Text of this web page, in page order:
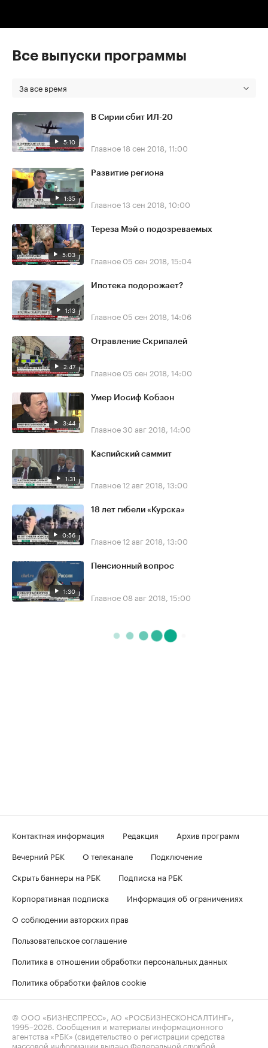
Все выпуски программы
За все время
5:10
В Сирии сбит ИЛ-20
Главное18 сен 2018, 11:00
1:35
Развитие региона
Главное13 сен 2018, 10:00
5:03
Тереза Мэй о подозреваемых
Главное 05 сен 2018, 15:04
1:13
Ипотека подорожает?
Главное 05 сен 2018, 14:06
2:47
Отравление Скрипалей
Главное 05 сен 2018, 14:00
3:44
Умер Иосиф Кобзон
Главное30 авг 2018, 14:00
1:31
Каспийский саммит
Главное12 авг 2018, 13:00
0:56
18 лет гибели «Курска»
Главное12 авг 2018, 13:00
1:30
Пенсионный вопрос
Главное 08 авг 2018, 15:00
Контактная информация Редакция
Архив программ
Вечерний РБК
О телеканале
Подключение
Скрыть баннеры на РБК
Подписка на РБК
Корпоративная подписка
Информация об ограничениях
О соблюдении авторских прав
Пользовательское соглашение
Политика в отношении обработки персональных данных
Политика обработки файлов cookie
© ООО «БИЗНЕСПРЕСС», АО «РОСБИЗНЕСКОНСАЛТИНГ»,
1995–2026 . Сообщения и материалы информационного
агентства «РБК» (свидетельство о регистрации средства
массовой информации выдано Федеральной службой